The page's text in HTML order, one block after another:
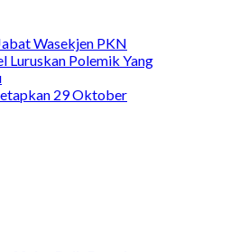
Wasekjen PKN
Luruskan Polemik Yang
29 Oktober